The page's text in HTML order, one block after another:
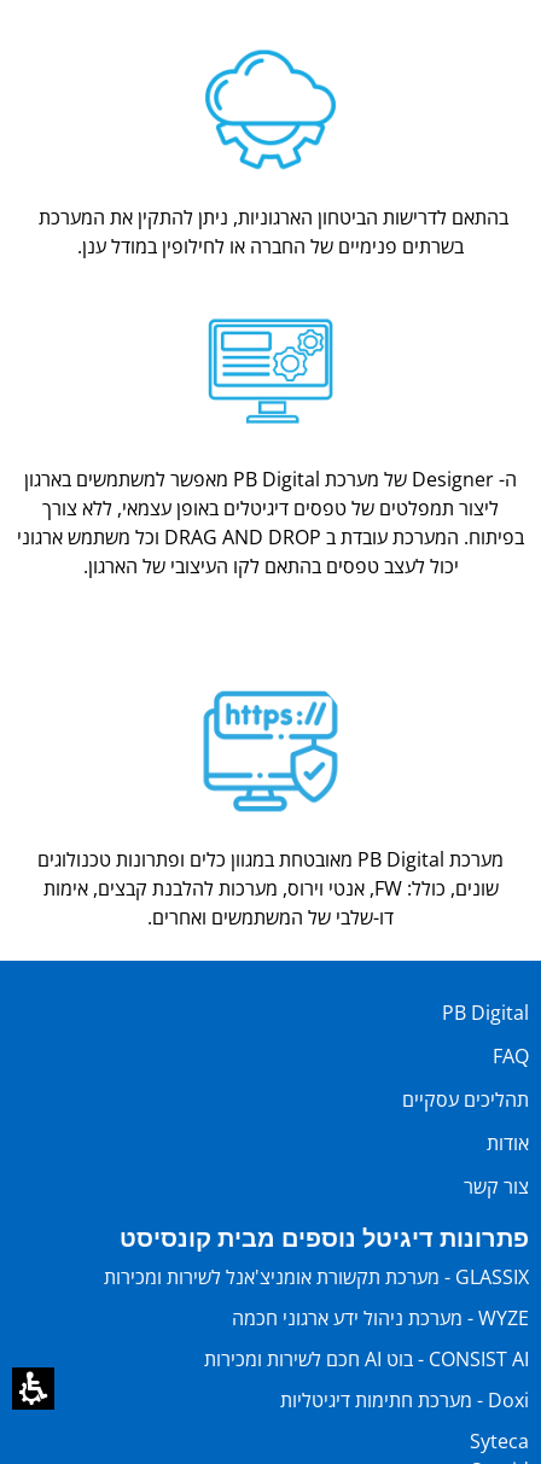
בהתאם לדרישות הביטחון הארגוניות, ניתן להתקין את המערכת
בשרתים פנימיים של החברה או לחילופין במודל ענן.
ה- Designer של מערכת PB Digital מאפשר למשתמשים בארגון
ליצור תמפלטים של טפסים דיגיטלים באופן עצמאי, ללא צורך
בפיתוח. המערכת עובדת ב DRAG AND DROP וכל משתמש ארגוני
יכול לעצב טפסים בהתאם לקו העיצובי של הארגון.
מערכת PB Digital מאובטחת במגוון כלים ופתרונות טכנולוגים
שונים, כולל: FW, אנטי וירוס, מערכות להלבנת קבצים, אימות
דו-שלבי של המשתמשים ואחרים.
PB Digital
FAQ
תהליכים עסקיים
אודות
צור קשר
פתרונות דיגיטל נוספים מבית קונסיסט
GLASSIX - מערכת תקשורת אומניצ'אנל לשירות ומכירות
WYZE - מערכת ניהול ידע ארגוני חכמה
CONSIST AI - בוט AI חכם לשירות ומכירות
Doxi - מערכת חתימות דיגיטליות
Syteca